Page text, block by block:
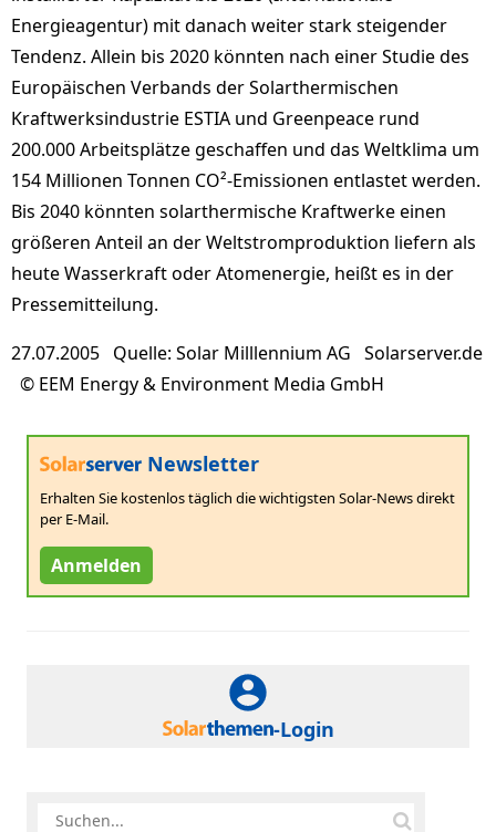
Energieagentur) mit danach weiter stark steigender
Tendenz. Allein bis 2020 könnten nach einer Studie des
Europäischen Verbands der Solarthermischen
Kraftwerksindustrie ESTIA und Greenpeace rund
200.000 Arbeitsplätze geschaffen und das Weltklima um
154 Millionen Tonnen CO²-Emissionen entlastet werden.
Bis 2040 könnten solarthermische Kraftwerke einen
größeren Anteil an der Weltstromproduktion liefern als
heute Wasserkraft oder Atomenergie, heißt es in der
Pressemitteilung.
27.07.2005 Quelle: Solar Milllennium AG Solarserver.de
© EEM Energy & Environment Media GmbH
Newsletter
Erhalten Sie kostenlos täglich die wichtigsten Solar-News direkt
per E-Mail.
Anmelden
-Login